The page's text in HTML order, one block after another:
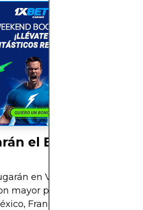
el BC Place
en Vancouver, ya sea
mayor probabilidad de
Francia y Canadá, que